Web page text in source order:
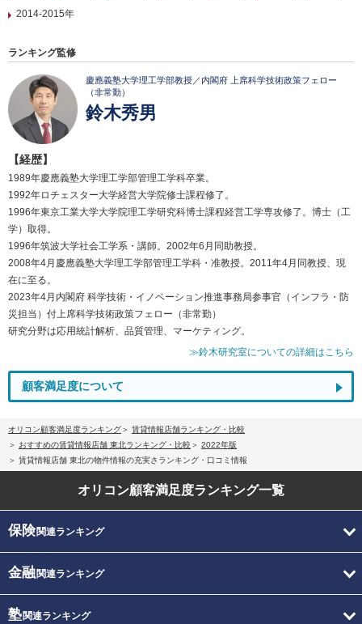
2014-2015年
ランキング監修
慶應義塾大学理工学部教授／内閣府 上席科学技術政策フェロー
（非常勤）
鈴木秀男
【経歴】
1989年慶應義塾大学理工学部管理工学科卒業。
1992年ロチェスター大学経営大学院修士課程修了。
1996年東京工業大学大学院理工学研究科博士課程経営工学専攻修了。博士（工
学）取得。
1996年筑波大学社会工学系・講師。2002年6月同助教授。
2008年4月慶應義塾大学理工学部管理工学科・准教授。2011年4月同教授、現
在に至る。
2023年4月内閣府 科学技術・イノベーション推進事務局参事官（インフラ・防
災担当）付上席科学技術政策フェロー（非常勤）
研究分野は応用統計解析、品質管理、マーケティング。
≫鈴木研究室についての詳細はこちら
顧客満足度について
オリコン顧客満足度ランキング
賃貸情報店舗ランキング・比較
おすすめの賃貸情報店舗 東北ランキング・比較
2022年版
賃貸情報店舗 東北の物件情報の充実さランキング・口コミ情報
オリコン顧客満足度ランキング一覧
保険関連ランキング
金融関連ランキング
塾関連ランキング